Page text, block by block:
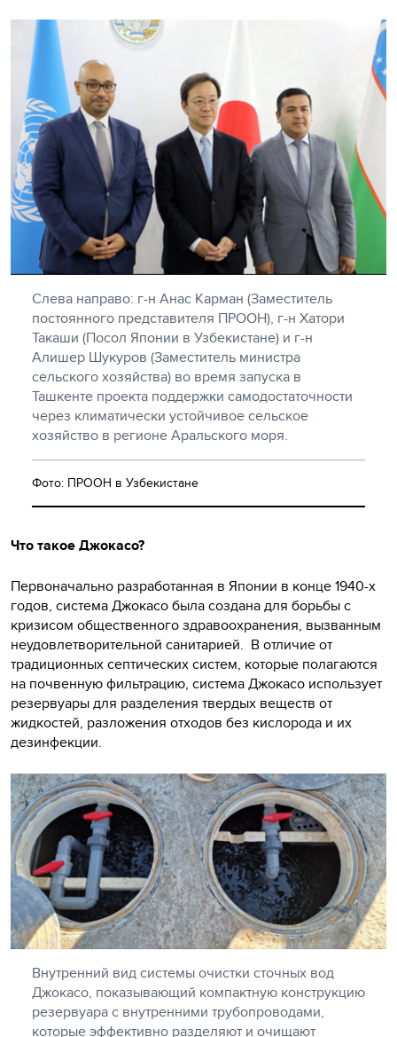
Слева направо: г-н Анас Карман (Заместитель
постоянного представителя ПРООН), г-н Хатори
Такаши (Посол Японии в Узбекистане) и г-н
Алишер Шукуров (Заместитель министра
сельского хозяйства) во время запуска в
Ташкенте проекта поддержки самодостаточности
через климатически устойчивое сельское
хозяйство в регионе Аральского моря.
Фото: ПРООН в Узбекистане
Что такое Джокасо?
Первоначально разработанная в Японии в конце 1940-х
годов, система Джокасо была создана для борьбы с
кризисом общественного здравоохранения, вызванным
неудовлетворительной санитарией. В отличие от
традиционных септических систем, которые полагаются
на почвенную фильтрацию, система Джокасо использует
резервуары для разделения твердых веществ от
жидкостей, разложения отходов без кислорода и их
дезинфекции.
Внутренний вид системы очистки сточных вод
Джокасо, показывающий компактную конструкцию
резервуара с внутренними трубопроводами,
которые эффективно разделяют и очищают